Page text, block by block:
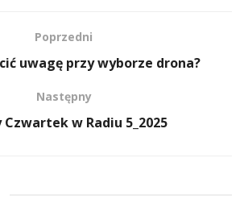
Poprzedni
uwagę przy wyborze drona?
Następny
Czwartek w Radiu 5_2025